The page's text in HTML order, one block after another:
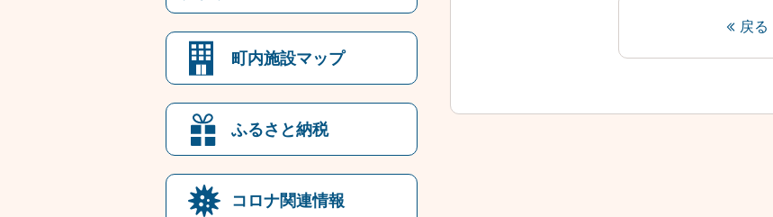
戻る
町内施設マップ
ふるさと納税
コロナ関連情報